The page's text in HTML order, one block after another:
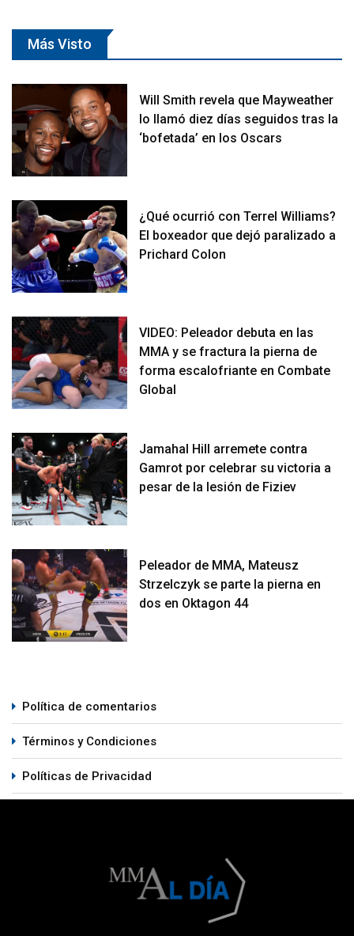
Más Visto
Will Smith revela que Mayweather
lo llamó diez días seguidos tras la
‘bofetada’ en los Oscars
¿Qué ocurrió con Terrel Williams?
El boxeador que dejó paralizado a
Prichard Colon
VIDEO: Peleador debuta en las
MMA y se fractura la pierna de
forma escalofriante en Combate
Global
Jamahal Hill arremete contra
Gamrot por celebrar su victoria a
pesar de la lesión de Fiziev
Peleador de MMA, Mateusz
Strzelczyk se parte la pierna en
dos en Oktagon 44
Política de comentarios
Términos y Condiciones
Políticas de Privacidad